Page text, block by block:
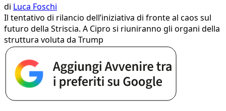
di Luca Foschi
Il tentativo di rilancio dell’iniziativa di fronte al caos sul
futuro della Striscia. A Cipro si riuniranno gli organi della
struttura voluta da Trump